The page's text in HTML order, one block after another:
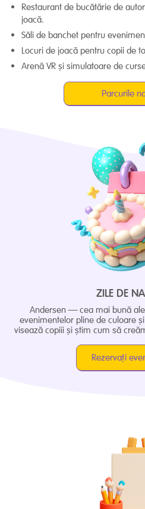
Restaurant de bucătărie de
joacă.
Săli de banchet pentru
Locuri de joacă pentru copii de
Arenă VR și simulatoare de
Parcurile
ZILE DE
Andersen — cea mai bună
evenimentelor pline de culoare
visează copiii și știm cum să
Rezervați